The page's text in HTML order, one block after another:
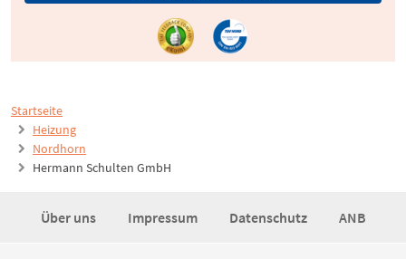
Startseite
Heizung
Nordhorn
Hermann Schulten GmbH
Über uns Impressum Datenschutz ANB